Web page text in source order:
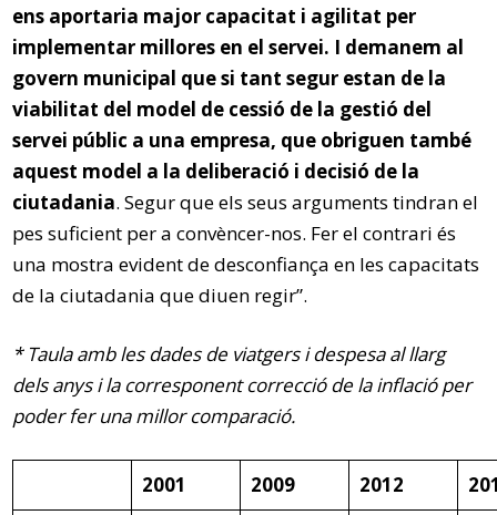
ens aportaria major capacitat i agilitat per
implementar millores en el servei. I demanem al
govern municipal que si tant segur estan de la
viabilitat del model de cessió de la gestió del
servei públic a una empresa, que obriguen també
aquest model a la deliberació i decisió de la
ciutadania. Segur que els seus arguments tindran el
pes suficient per a convèncer-nos. Fer el contrari és
una mostra evident de desconfiança en les capacitats
de la ciutadania que diuen regir”.
* Taula amb les dades de viatgers i despesa al llarg
dels anys i la corresponent correcció de la inflació per
poder fer una millor comparació.
2001 2009 2012